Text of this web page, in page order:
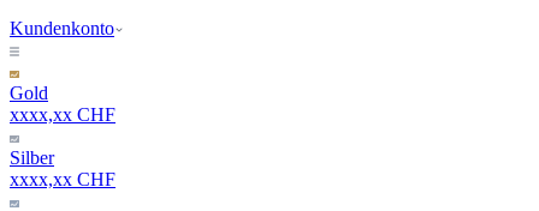
Kundenkonto
Gold
xxxx,xx CHF
Silber
xxxx,xx CHF